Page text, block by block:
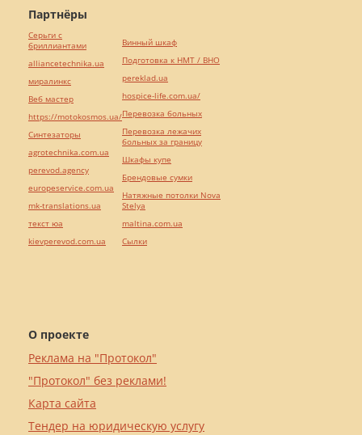
О проекте
Реклама на "Протокол"
"Протокол" без реклами!
Карта сайта
Тендер на юридическую услугу
Партнёры
Серьги с
бриллиантами
alliancetechnika.ua
миралинкс
Веб мастер
https://motokosmos.ua/
Синтезаторы
agrotechnika.com.ua
perevod.agency
europeservice.com.ua
mk-translations.ua
текст юа
kievperevod.com.ua
Винный шкаф
Подготовка к НМТ / ВНО
pereklad.ua
hospice-life.com.ua/
Перевозка больных
Перевозка лежачих
больных за границу
Шкафы купе
Брендовые сумки
Натяжные потолки Nova
Stelya
maltina.com.ua
Cылки